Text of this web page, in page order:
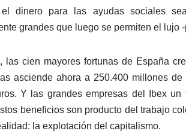
dinero para las ayudas sociales
grandes que luego se permiten el lujo
las cien mayores fortunas de España
asciende ahora a 250.400 millones
Y las grandes empresas del Ibex
beneficios son producto del trabajo
la explotación del capitalismo.